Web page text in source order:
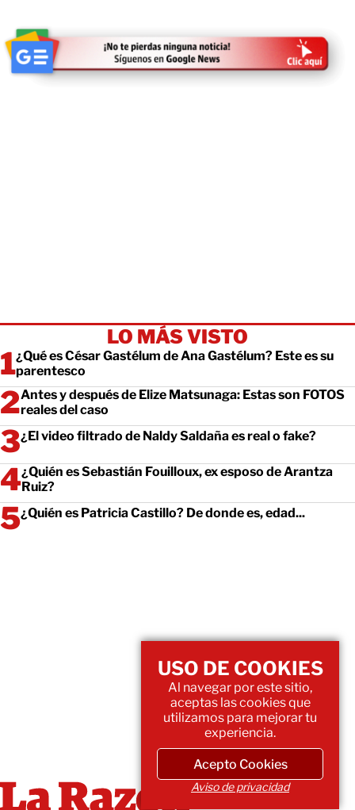
LO MÁS VISTO
¿Qué es César Gastélum de Ana Gastélum? Este es su
parentesco
Antes y después de Elize Matsunaga: Estas son FOTOS
reales del caso
¿El video filtrado de Naldy Saldaña es real o fake?
¿Quién es Sebastián Fouilloux, ex esposo de Arantza
Ruiz?
¿Quién es Patricia Castillo? De donde es, edad...
USO DE COOKIES
Al navegar por este sitio,
aceptas las cookies que
utilizamos para mejorar tu
experiencia.
Acepto Cookies
Aviso de privacidad